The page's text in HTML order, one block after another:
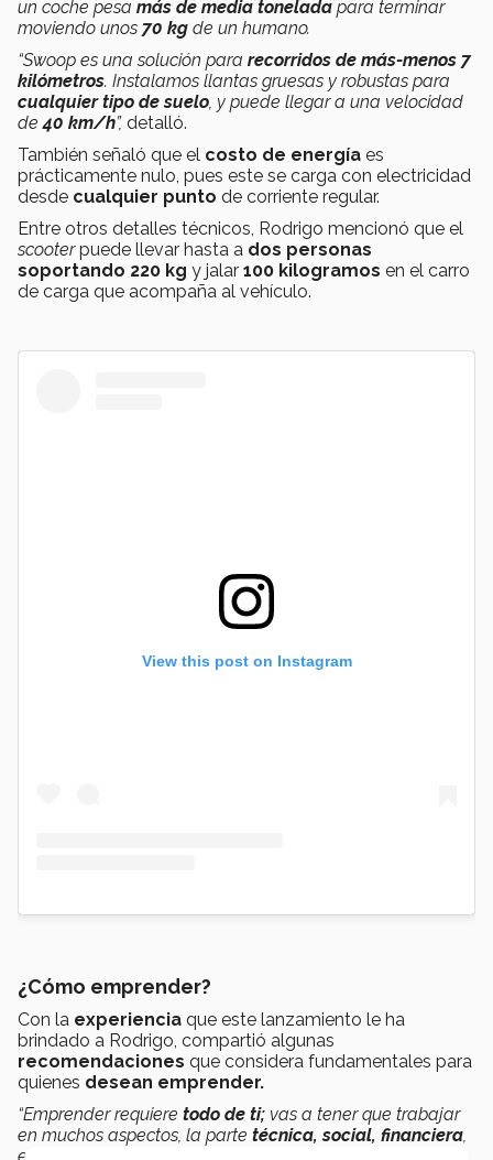
un coche pesa más de media tonelada para terminar
moviendo unos 70 kg de un humano.
“Swoop es una solución para recorridos de más-menos 7
kilómetros. Instalamos llantas gruesas y robustas para
cualquier tipo de suelo, y puede llegar a una velocidad
de40 km/h”, detalló.
También señaló que el costo de energía es
prácticamente nulo, pues este se carga con electricidad
desde cualquier punto de corriente regular.
Entre otros detalles técnicos, Rodrigo mencionó que el
scooterpuede llevar hasta a dos personas
soportando 220 kg y jalar 100 kilogramos en el carro
de carga que acompaña al vehículo.
View this post on Instagram
¿Cómo emprender?
Con la experiencia que este lanzamiento le ha
brindado a Rodrigo, compartió algunas
recomendaciones que considera fundamentales para
quienes desean emprender.
“Emprender requiere todo de ti; vas a tener que trabajar
en muchos aspectos, la parte técnica, social, financiera
etc. Mi recomendación es que se involucren al